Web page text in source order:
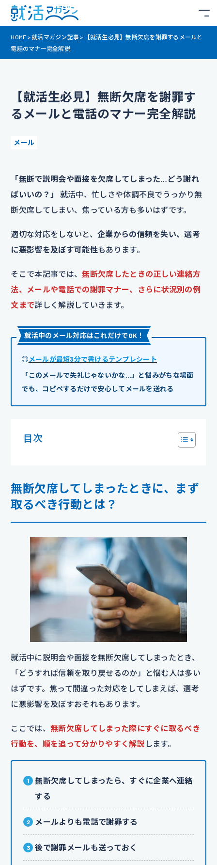
HOME >就活マガジン記事 >
【就活生必見】無断欠席を謝罪するメールと
電話のマナー完全解説
【就活生必見】無断欠席を謝罪す
るメールと電話のマナー完全解説
メール
「無断で説明会や面接を欠席してしまった…どう謝れ
ばいいの？」
就活中、忙しさや体調不良でうっかり無
断欠席してしまい、焦っている方も多いはずです。
適切な対応をしないと、 企業からの信頼を失い、選考
に悪影響を及ぼす可能性もあります。
そこで本記事では、無断欠席したときの正しい連絡方
法、メールや電話での謝罪マナー、さらに状況別の例
文まで詳しく解説していきます。
就活中のメール対応はこれだけでOK！
◎メールが最短3分で書けるテンプレシート
「このメールで失礼じゃないかな…」と悩みがちな場面
でも、コピペするだけで安心してメールを送れる
目次
無断欠席してしまったときに、まず
取るべき行動とは？
就活中に説明会や面接を無断欠席してしまったとき、
「どうすれば信頼を取り戻せるのか」と悩む人は多い
はずです。焦って間違った対応をしてしまえば、選考
に悪影響を及ぼすおそれもあります。
ここでは、 無断欠席してしまった際にすぐに取るべき
行動を、順を追って分かりやすく解説 します。
無断欠席してしまったら、すぐに企業へ連絡
する
メールよりも電話で謝罪する
後で謝罪メールも送っておく